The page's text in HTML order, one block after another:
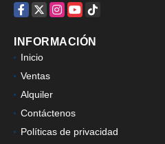
marthaburgosherrera@hotmail.com
INFORMACIÓN
Inicio
Ventas
Alquiler
Contáctenos